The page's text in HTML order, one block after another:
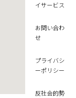
イサービス
お問い合わ
せ
プライバシ
ーポリシー
反社会的勢